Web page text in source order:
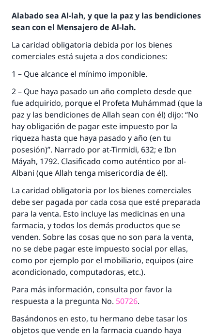
Alabado sea Al-lah, y que la paz y las bendiciones
sean con el Mensajero de Al-lah.
La caridad obligatoria debida por los bienes
comerciales está sujeta a dos condiciones:
1 – Que alcance el mínimo imponible.
2 – Que haya pasado un año completo desde que
fue adquirido, porque el Profeta Muhámmad (que la
paz y las bendiciones de Allah sean con él) dijo: “No
hay obligación de pagar este impuesto por la
riqueza hasta que haya pasado y año (en tu
posesión)”. Narrado por at-Tirmidi, 632; e Ibn
Máyah, 1792. Clasificado como auténtico por al-
Albani (que Allah tenga misericordia de él).
La caridad obligatoria por los bienes comerciales
debe ser pagada por cada cosa que esté preparada
para la venta. Esto incluye las medicinas en una
farmacia, y todos los demás productos que se
venden. Sobre las cosas que no son para la venta,
no se debe pagar este impuesto social por ellas,
como por ejemplo por el mobiliario, equipos (aire
acondicionado, computadoras, etc.).
Para más información, consulta por favor la
respuesta a la pregunta No. 50726.
Basándonos en esto, tu hermano debe tasar los
objetos que vende en la farmacia cuando haya
La respuesta no. 110845 salvó un
matrimonio.
Desde la Q hasta la A, su contribución ayuda a
IslamQA.
Profeta ﷺ dijo:
"Una persona que orienta a otros a hacer el
bien obtendrá la misma recompensa que
aquellos que lo realicen."